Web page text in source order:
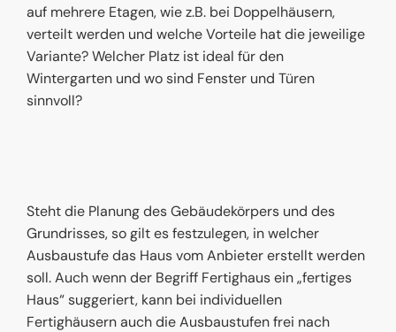
auf mehrere Etagen, wie z.B. bei Doppelhäusern,
verteilt werden und welche Vorteile hat die jeweilige
Variante? Welcher Platz ist ideal für den
Wintergarten und wo sind Fenster und Türen
sinnvoll?
Steht die Planung des Gebäudekörpers und des
Grundrisses, so gilt es festzulegen, in welcher
Ausbaustufe das Haus vom Anbieter erstellt werden
soll. Auch wenn der Begriff Fertighaus ein „fertiges
Haus“ suggeriert, kann bei individuellen
Fertighäusern auch die Ausbaustufen frei nach